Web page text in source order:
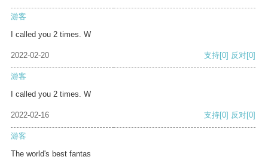
游客
I called you 2 times. W
2022-02-20 支持[0] 反对[0]
游客
I called you 2 times. W
2022-02-16 支持[0] 反对[0]
游客
The world's best fantas